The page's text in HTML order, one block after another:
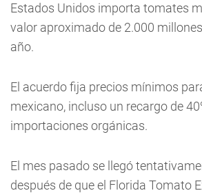
Estados Unidos importa tomates
valor aproximado de 2.000
año.
El acuerdo fija precios mínimos
mexicano, incluso un recargo de
importaciones orgánicas.
El mes pasado se llegó
después de que el Florida Tomato